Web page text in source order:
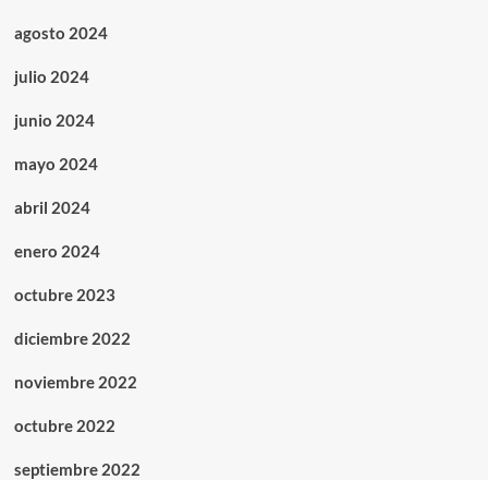
agosto 2024
julio 2024
junio 2024
mayo 2024
abril 2024
enero 2024
octubre 2023
diciembre 2022
noviembre 2022
octubre 2022
septiembre 2022